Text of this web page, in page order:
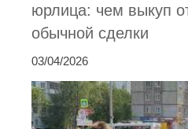
юрлица: чем выкуп
обычной сделки
03/04/2026